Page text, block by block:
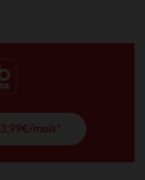
3,99€/mois*